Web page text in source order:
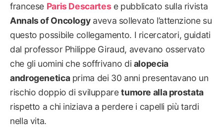
francese Paris Descartese pubblicato sulla rivista
Annals of Oncologyaveva sollevato l’attenzione su
questo possibile collegamento. I ricercatori, guidati
dal professor Philippe Giraud, avevano osservato
che gli uomini che soffrivano di alopecia
androgeneticaprima dei 30 anni presentavano un
rischio doppio di svilupparetumore alla prostata
rispetto a chi iniziava a perdere i capelli più tardi
nella vita.